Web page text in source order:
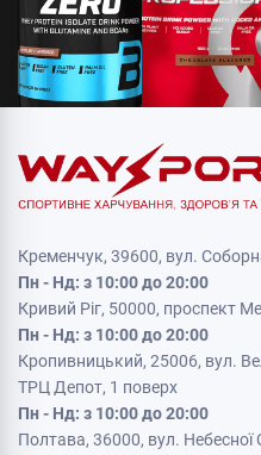
Кременчук, 39600, вул.
Пн - Нд: з 10:00 до 20:00
Кривий Ріг, 50000, проспект
Пн - Нд: з 10:00 до 20:00
Кропивницький, 25006, вул.
ТРЦ Депот, 1 поверх
Пн - Нд: з 10:00 до 20:00
Полтава, 36000, вул. Небесної